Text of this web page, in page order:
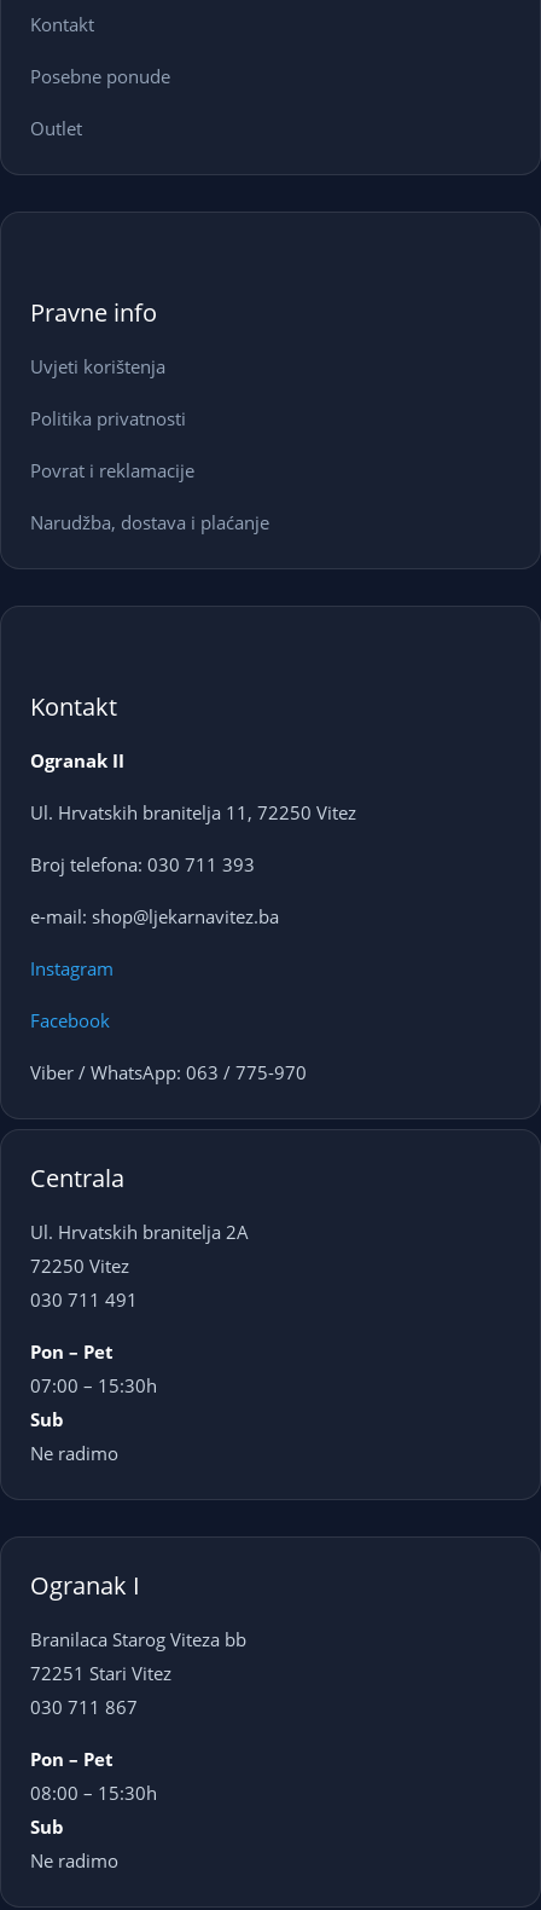
Kontakt
Posebne ponude
Outlet
Pravne info
Uvjeti korištenja
Politika privatnosti
Povrat i reklamacije
Narudžba, dostava i plaćanje
Kontakt
Ogranak II
Ul. Hrvatskih branitelja 11, 72250 Vitez
Broj telefona: 030 711 393
e-mail: shop@ljekarnavitez.ba
Instagram
Facebook
Viber / WhatsApp: 063 / 775-970
Centrala
Ul. Hrvatskih branitelja 2A
72250 Vitez
030 711 491
Pon – Pet
07:00 – 15:30h
Sub
Ne radimo
Ogranak I
Branilaca Starog Viteza bb
72251 Stari Vitez
030 711 867
Pon – Pet
08:00 – 15:30h
Sub
Ne radimo